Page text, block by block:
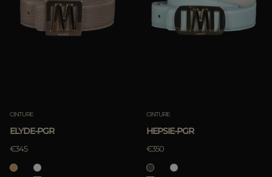
Più Popolari
CINTURE
ELYDE-PGR
€345
CINTURE
HEPSIE-PGR
€350